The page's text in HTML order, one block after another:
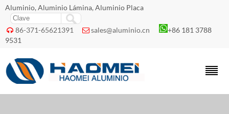
Aluminio, Aluminio Lámina, Aluminio Placa
 86-371-65621391  sales@aluminio.cn
+86 181 3788
9531